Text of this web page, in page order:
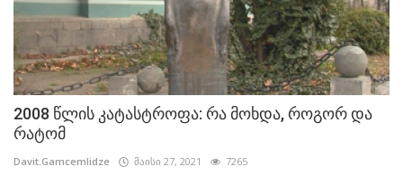
2008 წლის კატასტროფა: რა მოხდა, როგორ და
რატომ
Davit.Gamcemlidze მაისი 27, 2021 7265